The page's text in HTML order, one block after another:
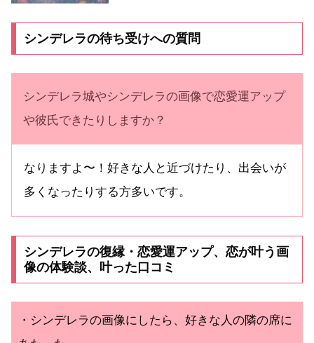
シンデレラの待ち受けへの質問
シンデレラ城やシンデレラの画像で恋愛運アップ
や彼氏できたりしますか？
なりますよ〜！好きな人と近づけたり、出会いが
多くなったりする方多いです。
シンデレラの復縁・恋愛運アップ、恋が叶う画
像の体験談、叶った口コミ
・シンデレラの画像にしたら、好きな人の隣の席に